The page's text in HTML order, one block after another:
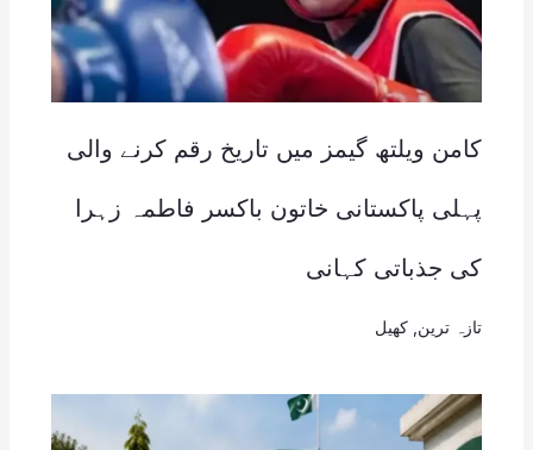
کامن ویلتھ گیمز میں تاریخ رقم کرنے والی
پہلی پاکستانی خاتون باکسر فاطمہ زہرا
کی جذباتی کہانی
تازہ ترین, کھیل